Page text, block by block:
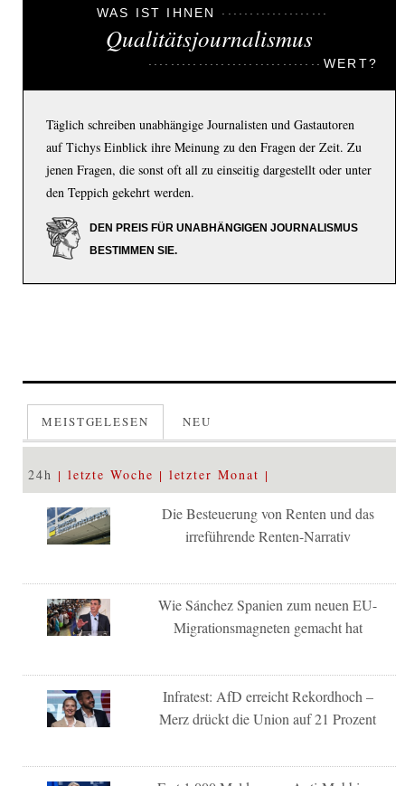
WAS IST IHNEN
Qualitätsjournalismus
WERT?
Täglich schreiben unabhängige Journalisten und Gastautoren
auf Tichys Einblick ihre Meinung zu den Fragen der Zeit. Zu
jenen Fragen, die sonst oft all zu einseitig dargestellt oder unter
den Teppich gekehrt werden.
DEN PREIS FÜR UNABHÄNGIGEN JOURNALISMUS
BESTIMMEN SIE.
MEISTGELESEN NEU
24h letzte Woche letzter Monat
Die Besteuerung von Renten und das
irreführende Renten-Narrativ
Wie Sánchez Spanien zum neuen EU-
Migrationsmagneten gemacht hat
Infratest: AfD erreicht Rekordhoch –
Merz drückt die Union auf 21 Prozent